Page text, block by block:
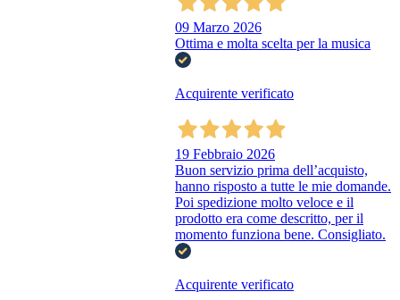
09 Marzo 2026
Ottima e molta scelta per la musica
Acquirente verificato
19 Febbraio 2026
Buon servizio prima dell’acquisto,
hanno risposto a tutte le mie domande.
Poi spedizione molto veloce e il
prodotto era come descritto, per il
momento funziona bene. Consigliato.
Acquirente verificato